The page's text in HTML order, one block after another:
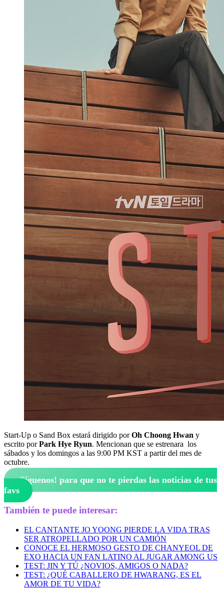
Start-Up o Sand Box estará dirigido porOh Choong Hwan y
escrito porPark Hye Ryun. Mencionan que se estrenara los
sábados y los domingos a las 9:00 PM KST a partir del mes de
octubre.
¡Síguenos! para que no te pierdas las noticias de tus
favs
También te puede interesar:
EL CANTANTE JO YOONG PIERDE LA VIDA TRAS
SER ATROPELLADO POR UN CAMIÓN
CONOCE EL HERMOSO GESTO DE CHANYEOL DE
EXO HACIA UN FAN LATINO AL JUGAR AMONG US
TEST: JIN Y TÚ ¿NOVIOS, AMIGOS O NADA?
TEST: ¿QUÉ CABALLERO DE HWARANG, ES EL
AMOR DE TU VIDA?